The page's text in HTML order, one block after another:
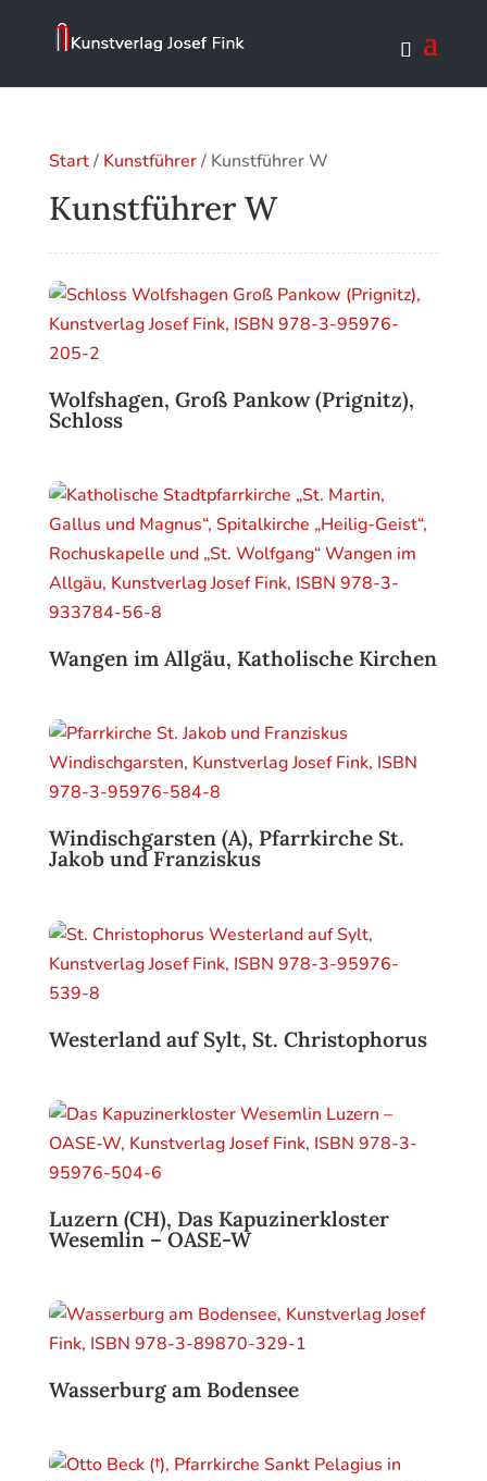
Start/ Kunstführer/ Kunstführer W
Kunstführer W
Wolfshagen, Groß Pankow (Prignitz),
Schloss
Wangen im Allgäu, Katholische Kirchen
Windischgarsten (A), Pfarrkirche St.
Jakob und Franziskus
Westerland auf Sylt, St. Christophorus
Luzern (CH), Das Kapuzinerkloster
Wesemlin – OASE-W
Wasserburg am Bodensee